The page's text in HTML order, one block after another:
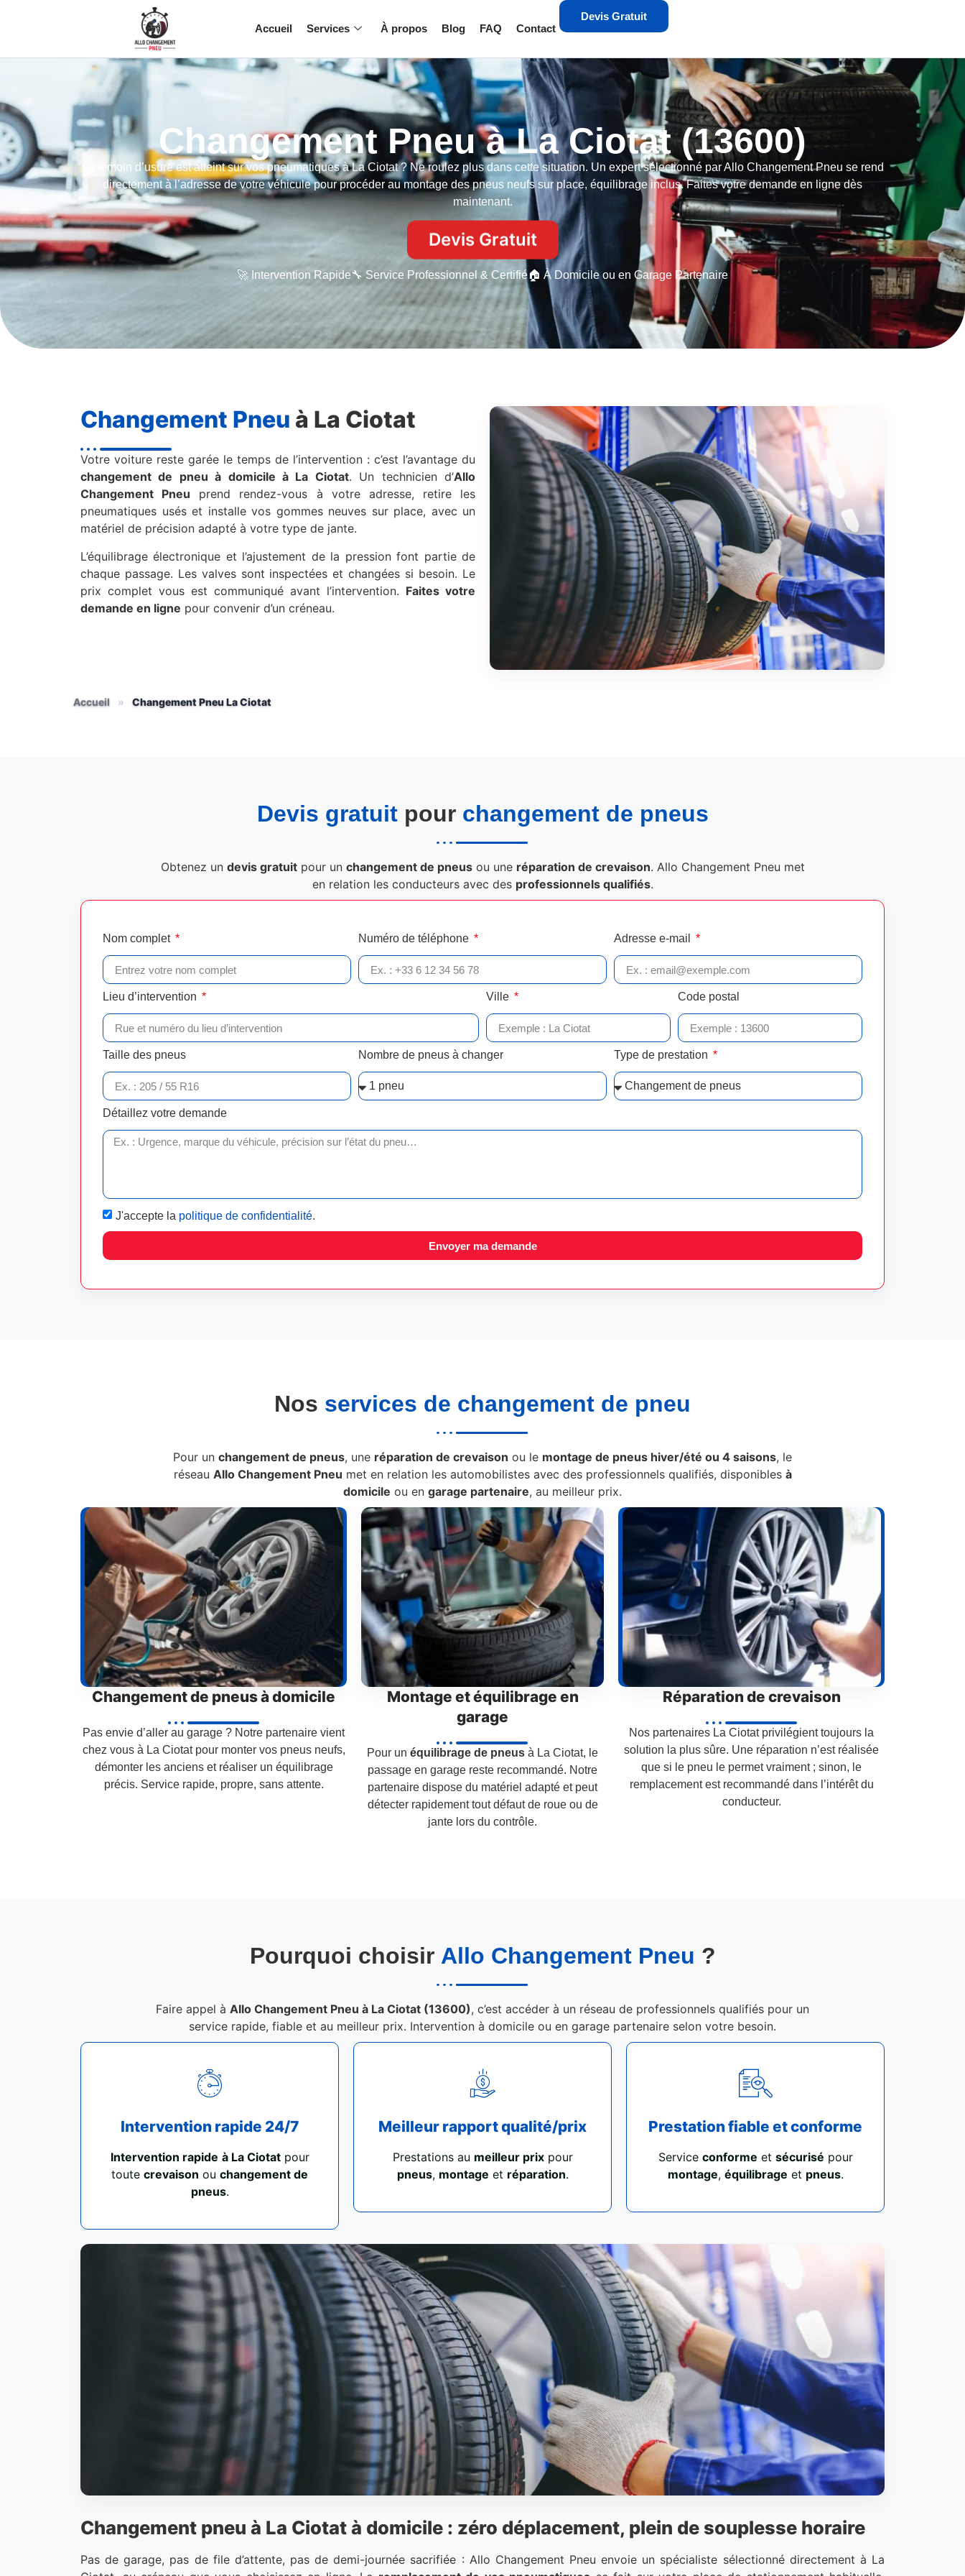
Accueil Services À propos Blog FAQ Contact
Devis Gratuit
Changement Pneu à La Ciotat (13600)
Le témoin d’usure est atteint sur vos pneumatiques à La Ciotat ? Ne roulez plus dans cette situation. Un expert sélectionné par Allo Changement Pneu se rend
directement à l’adresse de votre véhicule pour procéder au montage des pneus neufs sur place, équilibrage inclus. Faites votre demande en ligne dès
maintenant.
Devis Gratuit
🚀 Intervention Rapide🔧 Service Professionnel & Certifié🏠 À Domicile ou en Garage Partenaire
Changement Pneu à La Ciotat
Votre voiture reste garée le temps de l’intervention : c’est l’avantage du
changement de pneu à domicile à La Ciotat. Un technicien d’Allo
Changement Pneu prend rendez-vous à votre adresse, retire les
pneumatiques usés et installe vos gommes neuves sur place, avec un
matériel de précision adapté à votre type de jante.
L’équilibrage électronique et l’ajustement de la pression font partie de
chaque passage. Les valves sont inspectées et changées si besoin. Le
prix complet vous est communiqué avant l’intervention. Faites votre
demande en ligne pour convenir d’un créneau.
Accueil » Changement Pneu La Ciotat
Devis gratuitpour changement de pneus
Obtenez un devis gratuitpour un changement de pneusou une réparation de crevaison. Allo Changement Pneu met
en relation les conducteurs avec des professionnels qualifiés.
Nom complet Numéro de téléphone Adresse e-mail
Lieu d’intervention Ville Code postal
Taille des pneus Nombre de pneus à changer Type de prestation
Détaillez votre demande
J'accepte la politique de confidentialité.
Envoyer ma demande
Nos services de changement de pneu
Pour un changement de pneus, une réparation de crevaison ou le montage de pneus hiver/été ou 4 saisons, le
réseau Allo Changement Pneu met en relation les automobilistes avec des professionnels qualifiés, disponibles à
domicile ou en garage partenaire, au meilleur prix.
Changement de pneus à domicile
Pas envie d’aller au garage ? Notre partenaire vient
chez vous à La Ciotat pour monter vos pneus neufs,
démonter les anciens et réaliser un équilibrage
précis. Service rapide, propre, sans attente.
Montage et équilibrage en
garage
Pour un équilibrage de pneus à La Ciotat, le
passage en garage reste recommandé. Notre
partenaire dispose du matériel adapté et peut
détecter rapidement tout défaut de roue ou de
jante lors du contrôle.
Réparation de crevaison
Nos partenaires La Ciotat privilégient toujours la
solution la plus sûre. Une réparation n’est réalisée
que si le pneu le permet vraiment ; sinon, le
remplacement est recommandé dans l’intérêt du
conducteur.
Pourquoi choisir Allo Changement Pneu ?
Faire appel à Allo Changement Pneu à La Ciotat (13600), c’est accéder à un réseau de professionnels qualifiés pour un
service rapide, fiable et au meilleur prix. Intervention à domicile ou en garage partenaire selon votre besoin.
Intervention rapide 24/7
Intervention rapide à La Ciotatpour
toute crevaison ou changement de
pneus.
Meilleur rapport qualité/prix
Prestations au meilleur prixpour
pneus, montage et réparation.
Prestation fiable et conforme
Service conforme et sécurisé pour
montage, équilibrage et pneus.
Changement pneu à La Ciotat à domicile : zéro déplacement, plein de souplesse horaire
Pas de garage, pas de file d’attente, pas de demi-journée sacrifiée : Allo Changement Pneu envoie un spécialiste sélectionné directement à La